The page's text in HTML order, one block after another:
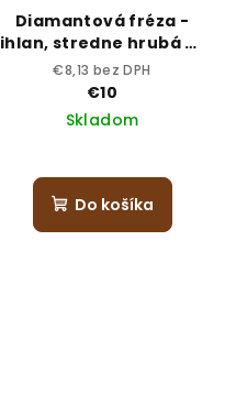
Diamantová fréza -
ihlan, stredne hrubá S-
023
€8,13 bez DPH
€10
Skladom
Do košíka